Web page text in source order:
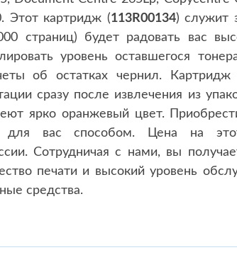
Этот картридж (113R00134) служит
страниц) будет радовать вас
уровень оставшегося
об остатках чернил.
сразу после извлечения из
ярко оранжевый цвет.
вас способом. Цена на
Сотрудничая с нами, вы
печати и высокий уровень
средства.